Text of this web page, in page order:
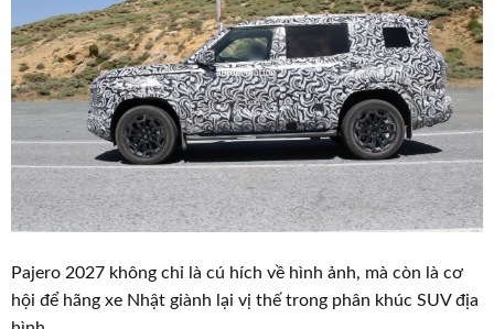
Pajero 2027 không chỉ là cú hích về hình ảnh, mà còn là cơ
hội để hãng xe Nhật giành lại vị thế trong phân khúc SUV địa